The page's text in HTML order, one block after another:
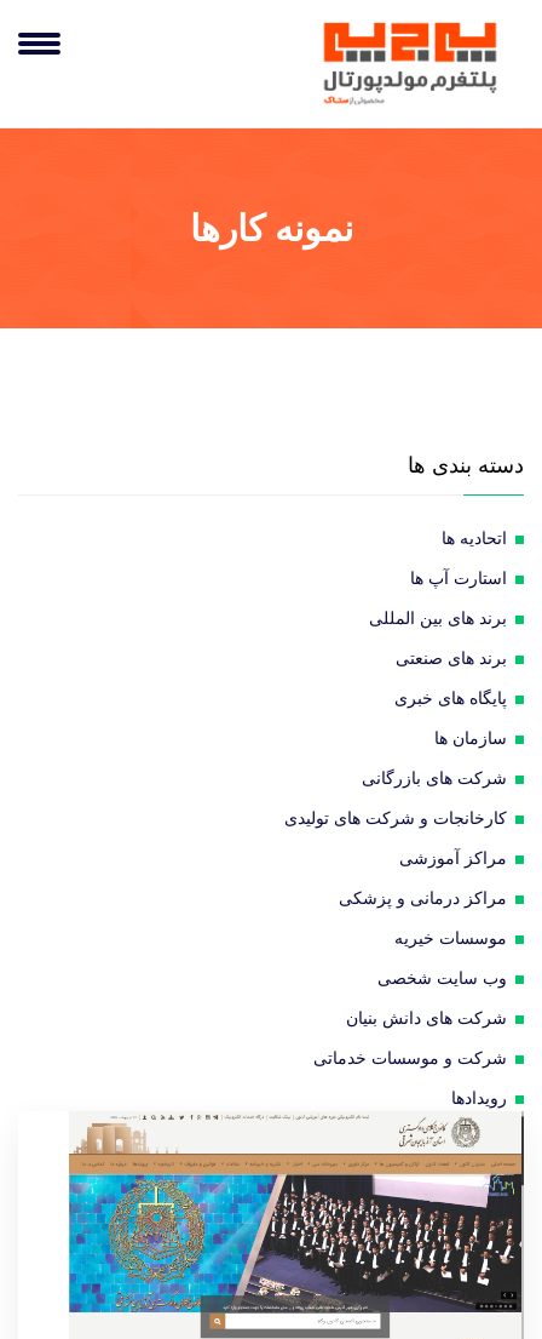
نمونه کارها
دسته بندی ها
اتحادیه ها
استارت آپ ها
برند های بین المللی
برند های صنعتی
پایگاه های خبری
سازمان ها
شرکت های بازرگانی
کارخانجات و شرکت های تولیدی
مراکز آموزشی
مراکز درمانی و پزشکی
موسسات خیریه
وب سایت شخصی
شرکت های دانش بنیان
شرکت و موسسات خدماتی
رویدادها